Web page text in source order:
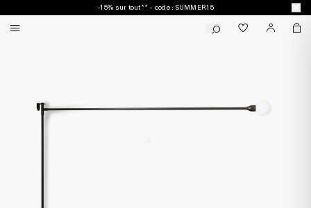
-15% sur tout** - code : SUMMER15